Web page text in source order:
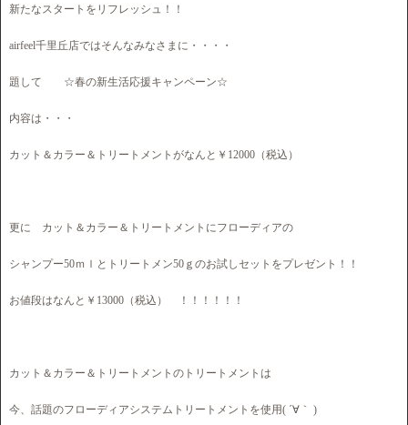
新たなスタートをリフレッシュ！！
airfeel千里丘店ではそんなみなさまに・・・・
題して ☆春の新生活応援キャンペーン☆
内容は・・・
カット＆カラー＆トリートメントがなんと￥12000（税込）
更に カット＆カラー＆トリートメントにフローディアの
シャンプー50ｍｌとトリートメン50ｇのお試しセットをプレゼント！！
お値段はなんと￥13000（税込） ！！！！！！
カット＆カラー＆トリートメントのトリートメントは
今、話題のフローディアシステムトリートメントを使用( ´∀｀ )